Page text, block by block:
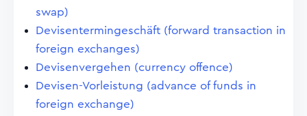
swap)
Devisentermingeschäft (forward transaction in
foreign exchanges)
Devisenvergehen (currency offence)
Devisen-Vorleistung (advance of funds in
foreign exchange)